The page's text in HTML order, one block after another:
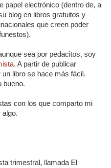
papel electrónico (dentro de, a
blog en libros gratuitos y
que creen poder
sea por pedacitos, soy
. A partir de publicar
libro se hace más fácil.
bueno.
con los que comparto mi
algo.
trimestral, llamada El